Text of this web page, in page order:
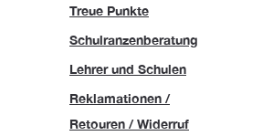
Treue Punkte
Schulranzenberatung
Lehrer und Schulen
Reklamationen /
Retouren / Widerruf